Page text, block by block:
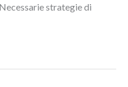
strategie di